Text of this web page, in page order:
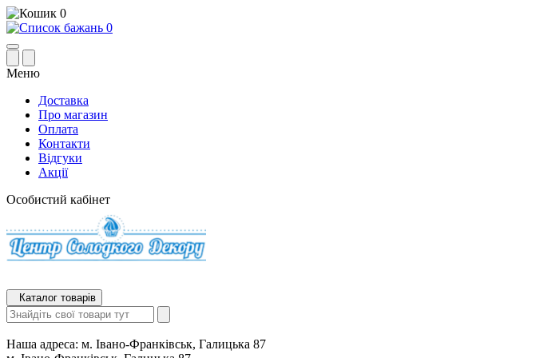
0
0
Меню
Доставка
Про магазин
Оплата
Контакти
Відгуки
Акції
Особистий кабінет
Каталог товарів
Наша адреса: м. Івано-Франківськ, Галицька 87